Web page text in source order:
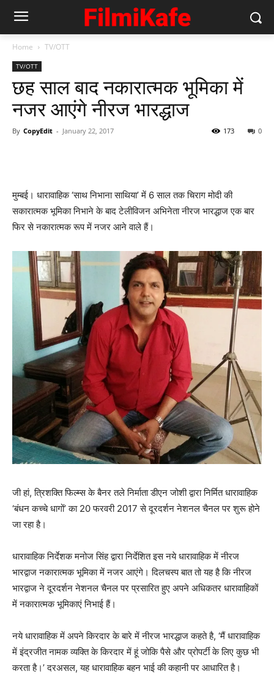
Home TV/OTT
TV/OTT
छह साल बाद नकारात्‍मक भूमिका में
नजर आएंगे नीरज भारद्धाज
By CopyEdit - January 22, 2017 0
173
मुम्‍बई। धारावाहिक ‘साथ निभाना साथिया’ में 6 साल तक चिराग मोदी की
सकारात्‍मक भूमिका निभाने के बाद टेलीविजन अभिनेता नीरज भारद्धाज एक बार
फिर से नकारात्‍मक रूप में नजर आने वाले हैं।
जी हां, त्रिशक्ति फिल्म्स के बैनर तले निर्माता डीएन जोशी द्वारा निर्मित धारावाहिक
‘बंधन कच्‍चे धागों’ का 20 फरवरी 2017 से दूरदर्शन नेशनल चैनल पर शुरू होने
जा रहा है।
धारावाहिक निर्देशक मनोज सिंह द्वारा निर्देशित इस नये धारावाहिक में नीरज
भारद्वाज नकारात्‍मक भूमिका में नजर आएंगे। दिलचस्‍प बात तो यह है कि नीरज
भारद्वाज ने दूरदर्शन नेशनल चैनल पर प्रसारित हुए अपने अधिकतर धारावाहिकों
में नकारात्‍मक भूमिकाएं निभाई हैं।
नये धारावाहिक में अपने किरदार के बारे में नीरज भारद्धाज कहते है, ‘मैं धारावाहिक
में इंद्रजीत नामक व्‍यक्‍ति के किरदार में हूं जोकि पैसे और प्रोपर्टी के लिए कुछ भी
करता है।’ दरअसल, यह धारावाहिक बहन भाई की कहानी पर आधारित है।